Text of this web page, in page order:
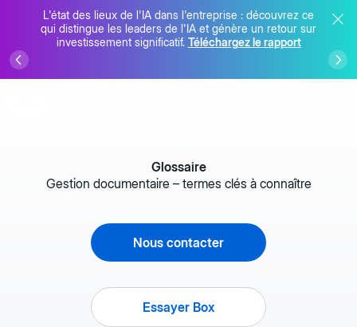
L'état des lieux de l'IA dans l'entreprise : découvrez ce
qui distingue les leaders de l'IA et génère un retour sur
investissement significatif. Téléchargez le rapport
Glossaire
Gestion documentaire – termes clés à connaître
Nous contacter
Essayer Box